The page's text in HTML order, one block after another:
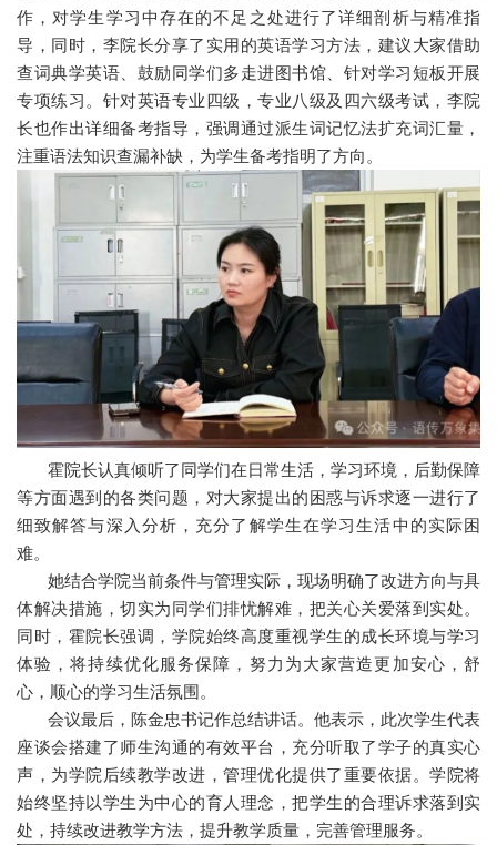
作，对学生学习中存在的不足之处进行了详细剖析与精准指
导，同时，李院长分享了实用的英语学习方法，建议大家借助
查词典学英语、鼓励同学们多走进图书馆、针对学习短板开展
专项练习。针对英语专业四级，专业八级及四六级考试，李院
长也作出详细备考指导，强调通过派生词记忆法扩充词汇量，
注重语法知识查漏补缺，为学生备考指明了方向。
霍院长认真倾听了同学们在日常生活，学习环境，后勤保障
等方面遇到的各类问题，对大家提出的困惑与诉求逐一进行了
细致解答与深入分析，充分了解学生在学习生活中的实际困
难。
她结合学院当前条件与管理实际，现场明确了改进方向与具
体解决措施，切实为同学们排忧解难，把关心关爱落到实处。
同时，霍院长强调，学院始终高度重视学生的成长环境与学习
体验，将持续优化服务保障，努力为大家营造更加安心，舒
心，顺心的学习生活氛围。
会议最后，陈金忠书记作总结讲话。他表示，此次学生代表
座谈会搭建了师生沟通的有效平台，充分听取了学子的真实心
声，为学院后续教学改进，管理优化提供了重要依据。学院将
始终坚持以学生为中心的育人理念，把学生的合理诉求落到实
处，持续改进教学方法，提升教学质量，完善管理服务。